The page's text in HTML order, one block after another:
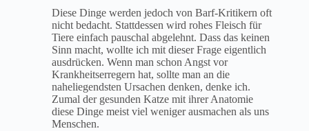
Diese Dinge werden jedoch von Barf-Kritikern oft
nicht bedacht. Stattdessen wird rohes Fleisch für
Tiere einfach pauschal abgelehnt. Dass das keinen
Sinn macht, wollte ich mit dieser Frage eigentlich
ausdrücken. Wenn man schon Angst vor
Krankheitserregern hat, sollte man an die
naheliegendsten Ursachen denken, denke ich.
Zumal der gesunden Katze mit ihrer Anatomie
diese Dinge meist viel weniger ausmachen als uns
Menschen.